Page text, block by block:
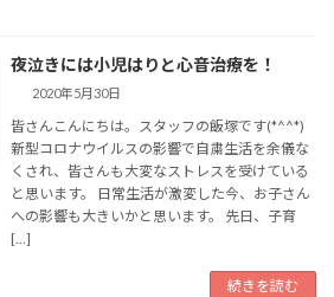
夜泣きには小児はりと心音治療を！
2020年5月30日
皆さんこんにちは。スタッフの飯塚です(*^^*)
新型コロナウイルスの影響で自粛生活を余儀な
くされ、皆さんも大変なストレスを受けている
と思います。 日常生活が激変した今、お子さん
への影響も大きいかと思います。 先日、子育
[…]
続きを読む